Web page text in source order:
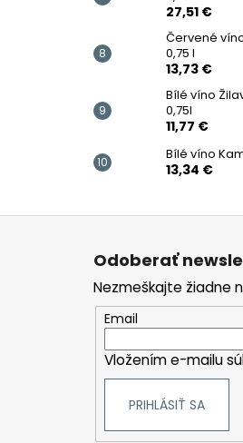
27,51 €
Červené
0,75 l
13,73 €
Bílé víno
0,75l
11,77 €
Bílé víno
13,34 €
Z
Odoberať
Nezmeškajte žiadne
Email
Vložením e-mailu
PRIHLÁSIŤ SA